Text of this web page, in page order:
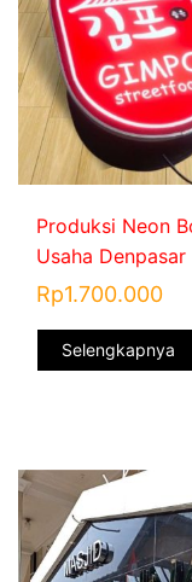
Produksi Neon
Usaha Denpasar
Rp1.700.000
Selengkapnya